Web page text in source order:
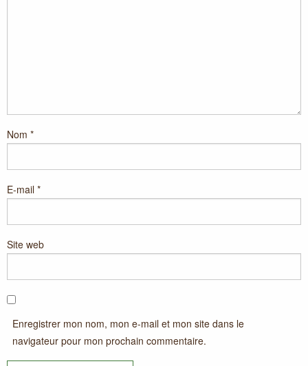
Nom *
E-mail *
Site web
Enregistrer mon nom, mon e-mail et mon site dans le
navigateur pour mon prochain commentaire.